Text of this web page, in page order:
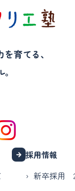
育てる、
採用情報
新卒採用